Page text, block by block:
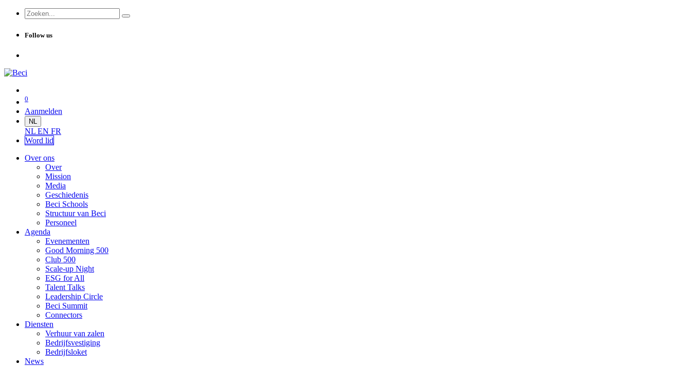
Follow us
0
Aanmelden
NL
NL EN FR
Word lid
Over ons
Over
Mission
Media
Geschiedenis
Beci Schools
Structuur van Beci
Personeel
Agenda
Evenementen
Good Morning 500
Club 500
Scale-up Night
ESG for All
Talent Talks
Leadership Circle
Beci Summit
Connectors
Diensten
Verhuur van zalen
Bedrijfsvestiging
Bedrijfsloket
News